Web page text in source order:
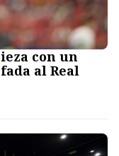
con un
al Real